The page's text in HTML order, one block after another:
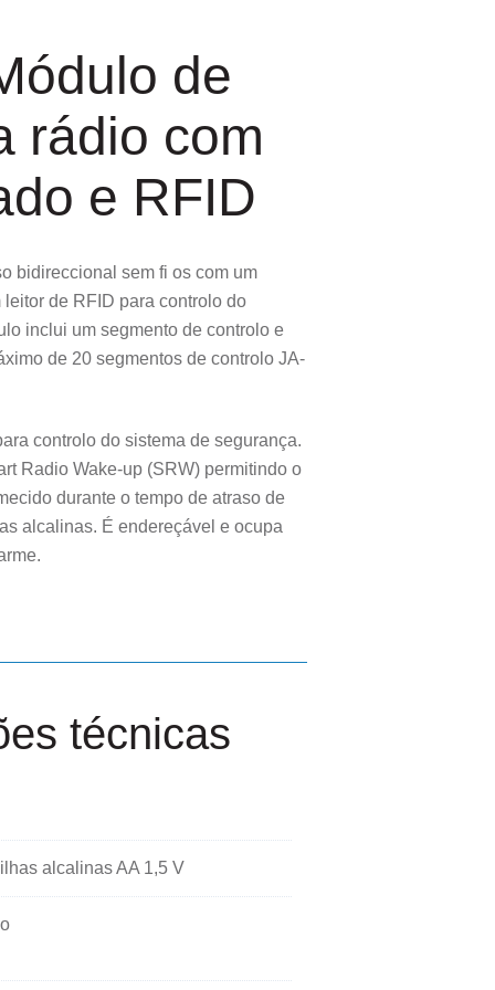
de
rádio com
e RFID
bidireccional sem fi os com um
de RFID para controlo do
inclui um segmento de controlo e
de 20 segmentos de controlo JA-
controlo do sistema de segurança.
Radio Wake-up (SRW) permitindo o
durante o tempo de atraso de
alcalinas. É endereçável e ocupa
técnicas
alcalinas AA 1,5 V